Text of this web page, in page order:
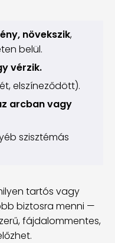
növekszik,
belül.
vérzik.
elszíneződött).
arcban vagy
szisztémás
tartós vagy
biztosra menni —
fájdalommentes,